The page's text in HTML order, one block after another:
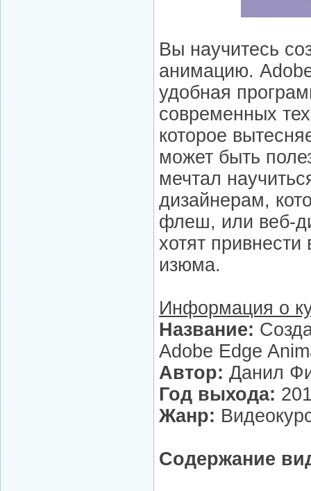
Вы научитесь
анимацию.
удобная
современных
которое
может быть
мечтал
дизайнерам,
флеш, или веб-
хотят
изюма.
Информация о
Название:
Adobe Edge
Автор: Данил
Год выхода:
Жанр:
Содержание